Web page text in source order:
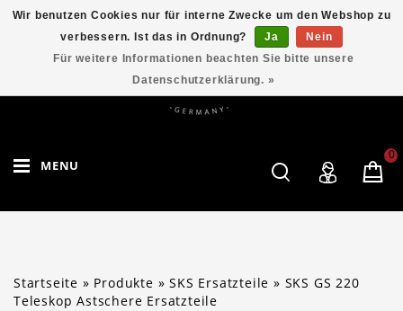
MENU
0
Startseite » Produkte »SKS Ersatzteile » SKS GS 220
Teleskop Astschere Ersatzteile
Wir benutzen Cookies nur für interne Zwecke um den Webshop zu
verbessern. Ist das in Ordnung?
Ja
Nein
Für weitere Informationen beachten Sie bitte unsere
Datenschutzerklärung. »